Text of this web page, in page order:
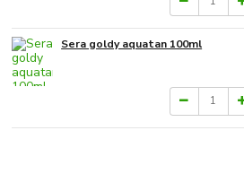
Sera goldy aquatan 100ml